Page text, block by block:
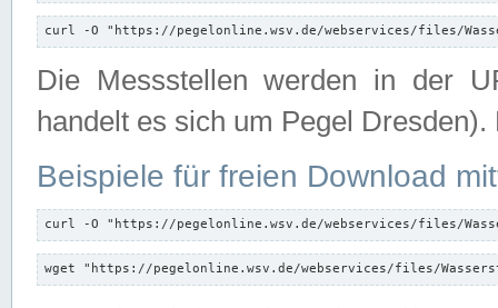
curl -O "https://pegelonline.wsv.de/webservices/files/
Die Messstellen werden in der
handelt es sich um Pegel
Beispiele für freien Download
curl -O "https://pegelonline.wsv.de/webservices/files/
wget "https://pegelonline.wsv.de/webservices/files/